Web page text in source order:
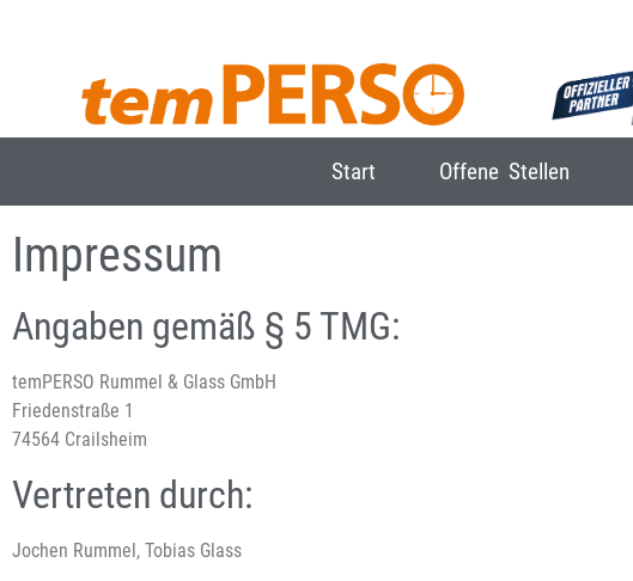
Start Offene Stellen
Impressum
Angaben gemäß § 5 TMG:
temPERSO Rummel & Glass GmbH
Friedenstraße 1
74564 Crailsheim
Vertreten durch:
Jochen Rummel, Tobias Glass